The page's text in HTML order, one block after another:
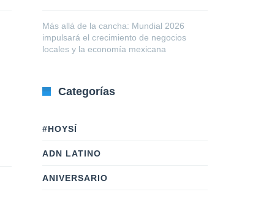
Más allá de la cancha: Mundial 2026
impulsará el crecimiento de negocios
locales y la economía mexicana
Categorías
#HOYSÍ
ADN LATINO
ANIVERSARIO